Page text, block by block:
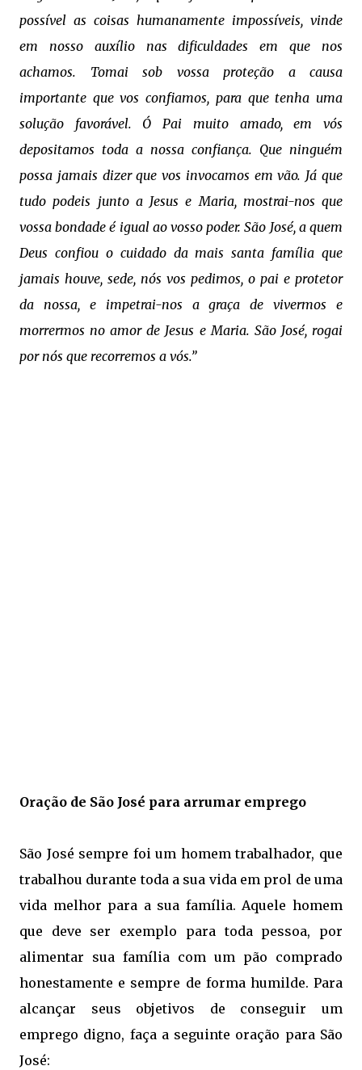
possível as coisas humanamente impossíveis, vinde
em nosso auxílio nas dificuldades em que nos
achamos. Tomai sob vossa proteção a causa
importante que vos confiamos, para que tenha uma
solução favorável. Ó Pai muito amado, em vós
depositamos toda a nossa confiança. Que ninguém
possa jamais dizer que vos invocamos em vão. Já que
tudo podeis junto a Jesus e Maria, mostrai-nos que
vossa bondade é igual ao vosso poder. São José, a quem
Deus confiou o cuidado da mais santa família que
jamais houve, sede, nós vos pedimos, o pai e protetor
da nossa, e impetrai-nos a graça de vivermos e
morrermos no amor de Jesus e Maria. São José, rogai
por nós que recorremos a vós.”
Oração de São José para arrumar emprego
São José sempre foi um homem trabalhador, que
trabalhou durante toda a sua vida em prol de uma
vida melhor para a sua família. Aquele homem
que deve ser exemplo para toda pessoa, por
alimentar sua família com um pão comprado
honestamente e sempre de forma humilde. Para
alcançar seus objetivos de conseguir um
emprego digno, faça a seguinte oração para São
José: